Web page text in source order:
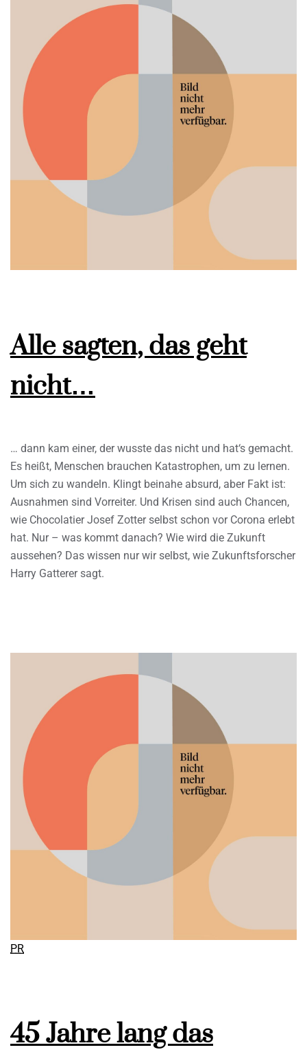
Alle sagten, das geht
nicht…
… dann kam einer, der wusste das nicht und hat‘s gemacht.
Es heißt, Menschen brauchen Katastrophen, um zu lernen.
Um sich zu wandeln. Klingt beinahe absurd, aber Fakt ist:
Ausnahmen sind Vorreiter. Und Krisen sind auch Chancen,
wie Chocolatier Josef Zotter selbst schon vor Corona erlebt
hat. Nur – was kommt danach? Wie wird die Zukunft
aussehen? Das wissen nur wir selbst, wie Zukunftsforscher
Harry Gatterer sagt.
PR
45 Jahre lang das